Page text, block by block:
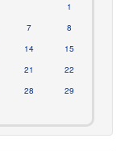
1
7
8
14
15
21
22
28
29